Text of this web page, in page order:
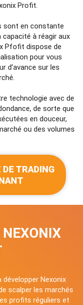
Profit.
sont en constante
à réagir aux
Pfofit dispose de
pour vous
d’avance sur les
technologie avec de
de sorte que
en douceur,
ou des volumes
TRADING
NEXONIX
Nexonix
scalper les marchés
profits réguliers et